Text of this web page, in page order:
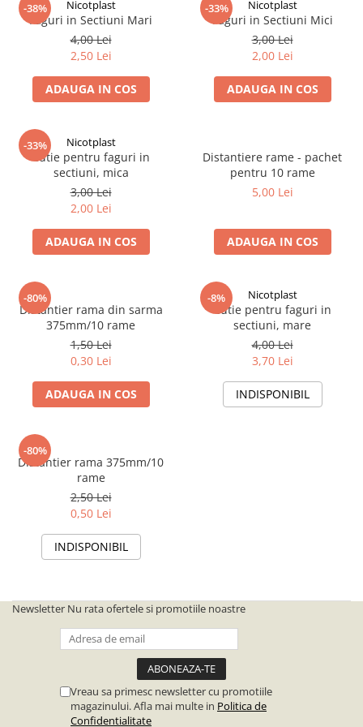
Vopsea/intretinere stupi
-38% Nicotplast
Faguri in Sectiuni Mari
4,00 Lei
2,50 Lei
ADAUGA IN COS
-33% Nicotplast
Faguri in Sectiuni Mici
3,00 Lei
2,00 Lei
ADAUGA IN COS
-33% Nicotplast
Cutie pentru faguri in
sectiuni, mica
3,00 Lei
2,00 Lei
ADAUGA IN COS
Distantiere rame - pachet
pentru 10 rame
5,00 Lei
ADAUGA IN COS
-80%
Distantier rama din sarma
375mm/10 rame
1,50 Lei
0,30 Lei
ADAUGA IN COS
-8% Nicotplast
Cutie pentru faguri in
sectiuni, mare
4,00 Lei
3,70 Lei
INDISPONIBIL
-80%
Distantier rama 375mm/10
rame
2,50 Lei
0,50 Lei
INDISPONIBIL
Newsletter Nu rata ofertele si promotiile noastre
Vreau sa primesc newsletter cu promotiile
magazinului. Afla mai multe in Politica de
Confidentialitate